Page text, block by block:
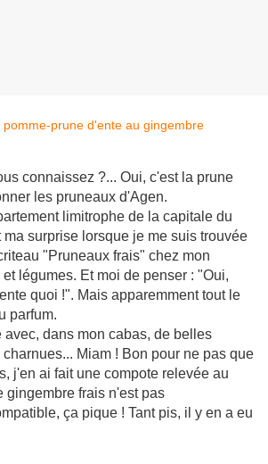
connaissez ?... Oui, c'est la prune
les pruneaux d'Agen.
limitrophe de la capitale du
surprise lorsque je me suis trouvée
"Pruneaux frais" chez mon
légumes. Et moi de penser : "Oui,
quoi !". Mais apparemment tout le
parfum.
avec, dans mon cabas, de belles
Miam ! Bon pour ne pas que
j'en ai fait une compote relevée au
gingembre frais n'est pas
ça pique ! Tant pis, il y en a eu